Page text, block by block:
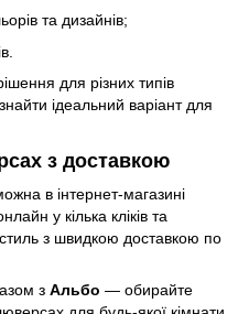
та дизайнів;
для різних типів
ідеальний варіант для
з доставкою
в інтернет-магазині
у кілька кліків та
з швидкою доставкою по
з Альбо — обирайте